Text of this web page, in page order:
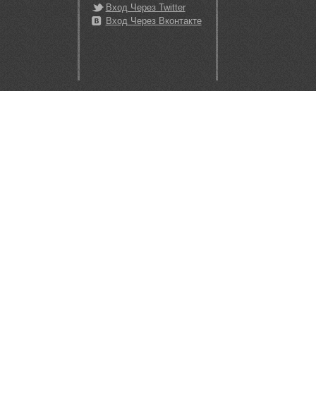
Вход Через Twitter
Вход Через Вконтакте